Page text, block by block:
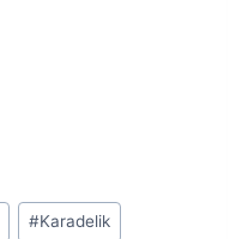
#Karadelik